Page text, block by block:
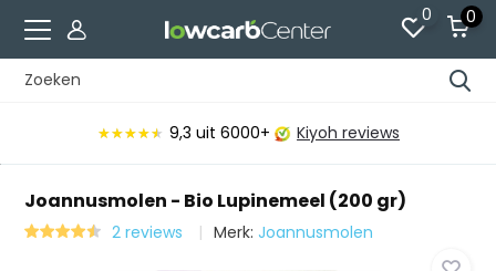
0 0
★★★★★
★★★★★ 9,3 uit 6000+ Kiyoh reviews
Joannusmolen - Bio Lupinemeel (200 gr)
2 reviews Merk:Joannusmolen